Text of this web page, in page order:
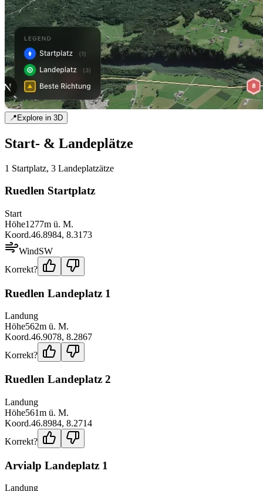
📍Explore in 3D
Start- & Landeplätze
1 Startplatz, 3 Landeplatzätze
Ruedlen Startplatz
Start
Höhe1277m ü. M.
Koord.46.8984, 8.3173
WindSW
Korrekt?
Ruedlen Landeplatz 1
Landung
Höhe562m ü. M.
Koord.46.9078, 8.2867
Korrekt?
Ruedlen Landeplatz 2
Landung
Höhe561m ü. M.
Koord.46.8984, 8.2714
Korrekt?
Arvialp Landeplatz 1
Landung